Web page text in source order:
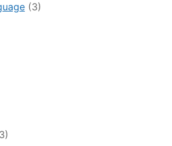
(3)